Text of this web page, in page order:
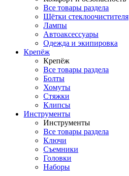
Все товары раздела
Щётки стеклоочистителя
Лампы
Автоаксессуары
Одежда и экипировка
Крепёж
Крепёж
Все товары раздела
Болты
Хомуты
Стяжки
Клипсы
Инструменты
Инструменты
Все товары раздела
Ключи
Съемники
Головки
Наборы